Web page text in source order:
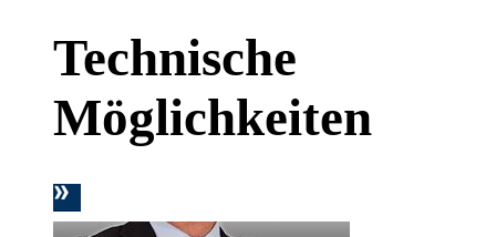
Technische
Möglichkeiten